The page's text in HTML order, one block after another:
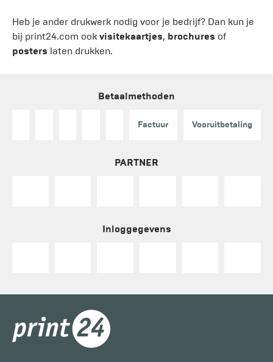
Heb je ander drukwerk nodig voor je bedrijf? Dan kun je
bij print24.com ook visitekaartjes, brochures of
posters laten drukken.
Betaalmethoden
Factuur Vooruitbetaling
PARTNER
Inloggegevens